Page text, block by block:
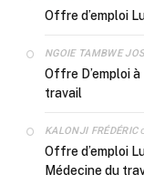
Offre d’emploi
NGOIE TAMBWE
Offre D’emploi
travail
KALONJI FRÉDÉRIC
Offre d’emploi
Médecine du